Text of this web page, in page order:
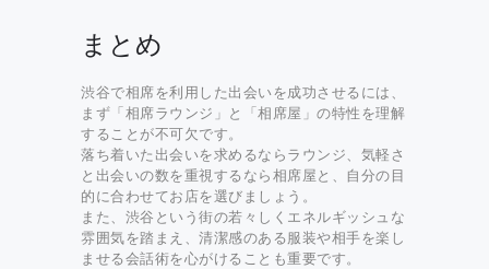
まとめ
渋谷で相席を利用した出会いを成功させるには、
まず「相席ラウンジ」と「相席屋」の特性を理解
することが不可欠です。
落ち着いた出会いを求めるならラウンジ、気軽さ
と出会いの数を重視するなら相席屋と、自分の目
的に合わせてお店を選びましょう。
また、渋谷という街の若々しくエネルギッシュな
雰囲気を踏まえ、清潔感のある服装や相手を楽し
ませる会話術を心がけることも重要です。